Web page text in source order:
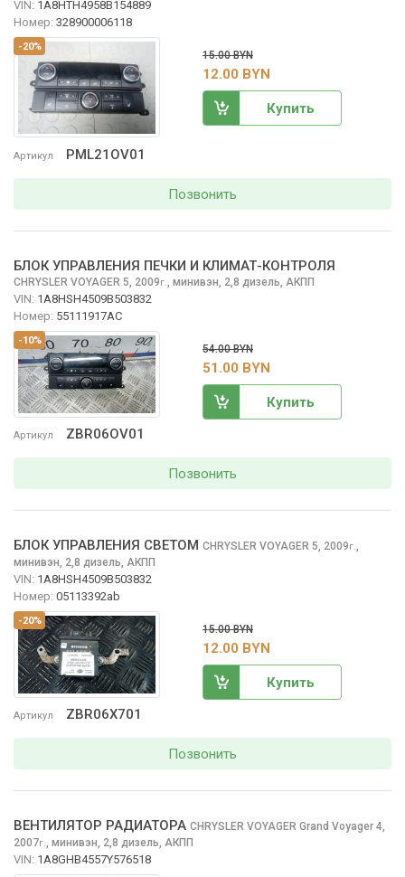
-20%
Артикул PML21OV01
VIN: 1A8HTH4958B154889
Номер: 328900006118
15.00 BYN
12.00 BYN
Купить
Позвонить
-10%
Артикул ZBR06OV01
БЛОК УПРАВЛЕНИЯ ПЕЧКИ И КЛИМАТ-КОНТРОЛЯ
CHRYSLER VOYAGER 5, 2009г. минивэн, 2,8 дизель, АКПП
VIN: 1A8HSH4509B503832
Номер: 55111917AC
54.00 BYN
51.00 BYN
Купить
Позвонить
-20%
Артикул ZBR06X701
БЛОК УПРАВЛЕНИЯ СВЕТОМ CHRYSLER VOYAGER 5, 2009г.
минивэн, 2,8 дизель, АКПП
VIN: 1A8HSH4509B503832
Номер: 05113392ab
15.00 BYN
12.00 BYN
Купить
Позвонить
ВЕНТИЛЯТОР РАДИАТОРА CHRYSLER VOYAGER Grand Voyager 4,
2007г., минивэн, 2,8 дизель, АКПП
VIN: 1A8GHB4557Y576518